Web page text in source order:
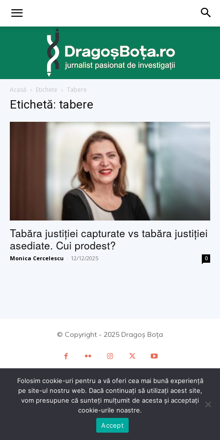
Acasă Etichete Tabere
Etichetă: tabere
Tabăra justiției capturate vs tabăra justiției
asediate. Cui prodest?
Monica Cercelescu - 12/12/2025 0
© Copyright - 2025 Dragoș Boța
Folosim cookie-uri pentru a vă oferi cea mai bună experiență
pe site-ul nostru web. Dacă continuați să utilizați acest site,
vom presupune că sunteți mulțumit de acesta și acceptați
cookie-urile noastre.
Accept